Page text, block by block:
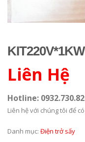
KIT220V*1KW
Liên Hệ
Hotline:
Liên hệ với chúng tôi để
Danh mục: Điện trở sấy